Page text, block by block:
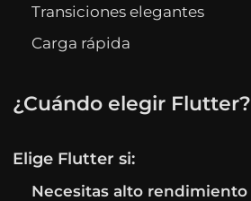
Transiciones elegantes
Carga rápida
¿Cuándo elegir Flutter?
Elige Flutter si:
Necesitas alto rendimiento